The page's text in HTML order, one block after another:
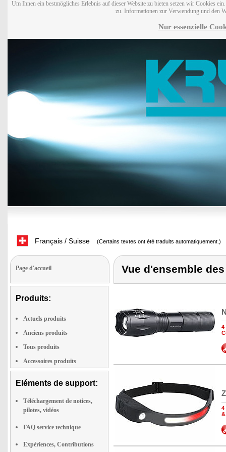
Um Ihnen ein bestmögliches Erlebnis auf dieser Website zu bieten setzen wir Cookies
zu. Informationen zur Verwendung und den
Nur essenzielle
Français / Suisse (Certains textes ont été traduits automatiquement.)
Page d'accueil
Produits:
Actuels produits
Anciens produits
Tous produits
Accessoires produits
Eléments de support:
Téléchargement de notices,
pilotes, vidéos
FAQ service technique
Expériences, Contributions
Vue d'ensemble
4
4